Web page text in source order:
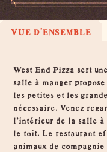
VUE D'ENSEMBLE
Vue d'ensemble
West End Pizza sert
salle à manger
les petites et les
nécessaire. Venez
l'intérieur de la salle à
le toit. Le restaurant
animaux de